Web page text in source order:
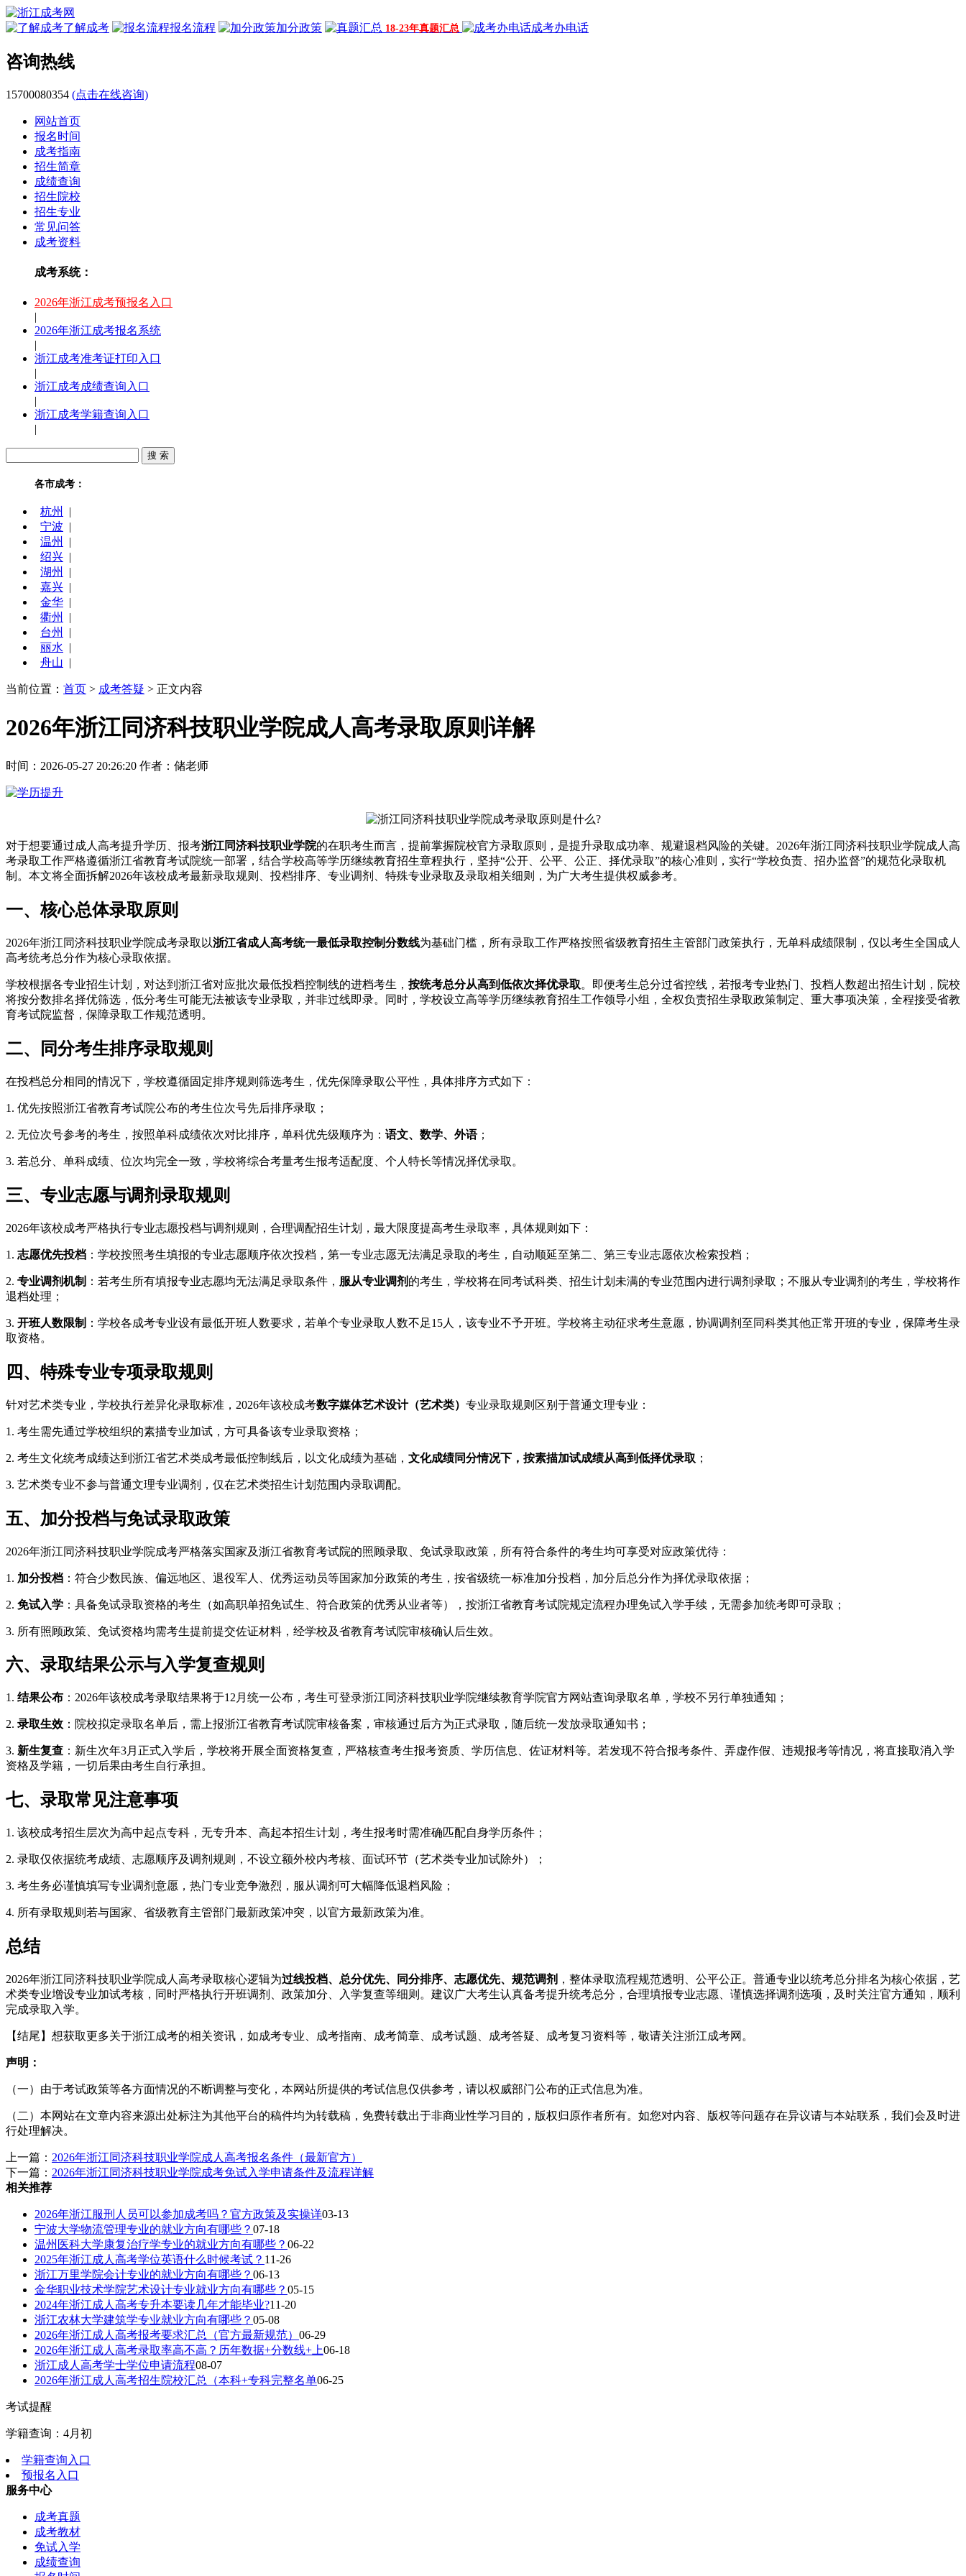
了解成考 报名流程 加分政策 18-23年真题汇总 成考办电话
咨询热线
15700080354 (点击在线咨询)
网站首页
报名时间
成考指南
招生简章
成绩查询
招生院校
招生专业
常见问答
成考资料
成考系统：
2026年浙江成考预报名入口
|
2026年浙江成考报名系统
|
浙江成考准考证打印入口
|
浙江成考成绩查询入口
|
浙江成考学籍查询入口
|
各市成考：
杭州
|
宁波 |
温州
|
绍兴 |
湖州
|
嘉兴 |
金华 |
衢州
|
台州
|
丽水 |
舟山 |
当前位置： 首页 > 成考答疑 > 正文内容
2026年浙江同济科技职业学院成人高考录取原则详解
时间：2026-05-27 20:26:20 作者：储老师
对于想要通过成人高考提升学历、报考浙江同济科技职业学院的在职考生而言，提前掌握院校官方录取原则，是提升录取成功率、规避退档风险的关键。2026年浙江同济科技职业学院成人高
考录取工作严格遵循浙江省教育考试院统一部署，结合学校高等学历继续教育招生章程执行，坚持“公开、公平、公正、择优录取”的核心准则，实行“学校负责、招办监督”的规范化录取机
制。本文将全面拆解2026年该校成考最新录取规则、投档排序、专业调剂、特殊专业录取及录取相关细则，为广大考生提供权威参考。
一、核心总体录取原则
2026年浙江同济科技职业学院成考录取以浙江省成人高考统一最低录取控制分数线为基础门槛，所有录取工作严格按照省级教育招生主管部门政策执行，无单科成绩限制，仅以考生全国成人
高考统考总分作为核心录取依据。
学校根据各专业招生计划，对达到浙江省对应批次最低投档控制线的进档考生， 按统考总分从高到低依次择优录取。即便考生总分过省控线，若报考专业热门、投档人数超出招生计划，院校
将按分数排名择优筛选，低分考生可能无法被该专业录取，并非过线即录。同时，学校设立高等学历继续教育招生工作领导小组，全权负责招生录取政策制定、重大事项决策，全程接受省教
育考试院监督，保障录取工作规范透明。
二、同分考生排序录取规则
在投档总分相同的情况下，学校遵循固定排序规则筛选考生，优先保障录取公平性，具体排序方式如下：
1. 优先按照浙江省教育考试院公布的考生位次号先后排序录取；
2. 无位次号参考的考生，按照单科成绩依次对比排序，单科优先级顺序为： 语文、数学、外语；
3. 若总分、单科成绩、位次均完全一致，学校将综合考量考生报考适配度、个人特长等情况择优录取。
三、专业志愿与调剂录取规则
2026年该校成考严格执行专业志愿投档与调剂规则，合理调配招生计划，最大限度提高考生录取率，具体规则如下：
1. 志愿优先投档 ：学校按照考生填报的专业志愿顺序依次投档，第一专业志愿无法满足录取的考生，自动顺延至第二、第三专业志愿依次检索投档；
2. 专业调剂机制 ：若考生所有填报专业志愿均无法满足录取条件， 服从专业调剂 的考生，学校将在同考试科类、招生计划未满的专业范围内进行调剂录取；不服从专业调剂的考生，学校将作
退档处理；
3. 开班人数限制 ：学校各成考专业设有最低开班人数要求，若单个专业录取人数不足15人，该专业不予开班。学校将主动征求考生意愿，协调调剂至同科类其他正常开班的专业，保障考生录
取资格。
四、特殊专业专项录取规则
针对艺术类专业，学校执行差异化录取标准，2026年该校成考数字媒体艺术设计（艺术类） 专业录取规则区别于普通文理专业：
1. 考生需先通过学校组织的素描专业加试，方可具备该专业录取资格；
2. 考生文化统考成绩达到浙江省艺术类成考最低控制线后，以文化成绩为基础， 文化成绩同分情况下，按素描加试成绩从高到低择优录取 ；
3. 艺术类专业不参与普通文理专业调剂，仅在艺术类招生计划范围内录取调配。
五、加分投档与免试录取政策
2026年浙江同济科技职业学院成考严格落实国家及浙江省教育考试院的照顾录取、免试录取政策，所有符合条件的考生均可享受对应政策优待：
1. 加分投档 ：符合少数民族、偏远地区、退役军人、优秀运动员等国家加分政策的考生，按省级统一标准加分投档，加分后总分作为择优录取依据；
2. 免试入学 ：具备免试录取资格的考生（如高职单招免试生、符合政策的优秀从业者等），按浙江省教育考试院规定流程办理免试入学手续，无需参加统考即可录取；
3. 所有照顾政策、免试资格均需考生提前提交佐证材料，经学校及省教育考试院审核确认后生效。
六、录取结果公示与入学复查规则
1. 结果公布 ：2026年该校成考录取结果将于12月统一公布，考生可登录浙江同济科技职业学院继续教育学院官方网站查询录取名单，学校不另行单独通知；
2. 录取生效 ：院校拟定录取名单后，需上报浙江省教育考试院审核备案，审核通过后方为正式录取，随后统一发放录取通知书；
3. 新生复查 ：新生次年3月正式入学后，学校将开展全面资格复查，严格核查考生报考资质、学历信息、佐证材料等。若发现不符合报考条件、弄虚作假、违规报考等情况，将直接取消入学
资格及学籍，一切后果由考生自行承担。
七、录取常见注意事项
1. 该校成考招生层次为高中起点专科，无专升本、高起本招生计划，考生报考时需准确匹配自身学历条件；
2. 录取仅依据统考成绩、志愿顺序及调剂规则，不设立额外校内考核、面试环节（艺术类专业加试除外）；
3. 考生务必谨慎填写专业调剂意愿，热门专业竞争激烈，服从调剂可大幅降低退档风险；
4. 所有录取规则若与国家、省级教育主管部门最新政策冲突，以官方最新政策为准。
总结
2026年浙江同济科技职业学院成人高考录取核心逻辑为过线投档、总分优先、同分排序、志愿优先、规范调剂 ，整体录取流程规范透明、公平公正。普通专业以统考总分排名为核心依据，艺
术类专业增设专业加试考核，同时严格执行开班调剂、政策加分、入学复查等细则。建议广大考生认真备考提升统考总分，合理填报专业志愿、谨慎选择调剂选项，及时关注官方通知，顺利
完成录取入学。
【结尾】想获取更多关于浙江成考的相关资讯，如成考专业、成考指南、成考简章、成考试题、成考答疑、成考复习资料等，敬请关注浙江成考网。
声明：
（一）由于考试政策等各方面情况的不断调整与变化，本网站所提供的考试信息仅供参考，请以权威部门公布的正式信息为准。
（二）本网站在文章内容来源出处标注为其他平台的稿件均为转载稿，免费转载出于非商业性学习目的，版权归原作者所有。如您对内容、版权等问题存在异议请与本站联系，我们会及时进
行处理解决。
上一篇： 2026年浙江同济科技职业学院成人高考报名条件（最新官方）
下一篇： 2026年浙江同济科技职业学院成考免试入学申请条件及流程详解
相关推荐
2026年浙江服刑人员可以参加成考吗？官方政策及实操详03-13
宁波大学物流管理专业的就业方向有哪些？ 07-18
温州医科大学康复治疗学专业的就业方向有哪些？ 06-22
2025年浙江成人高考学位英语什么时候考试？ 11-26
浙江万里学院会计专业的就业方向有哪些？ 06-13
金华职业技术学院艺术设计专业就业方向有哪些？ 05-15
2024年浙江成人高考专升本要读几年才能毕业?11-20
浙江农林大学建筑学专业就业方向有哪些？ 05-08
2026年浙江成人高考报考要求汇总（官方最新规范） 06-29
2026年浙江成人高考录取率高不高？历年数据+分数线+上06-18
浙江成人高考学士学位申请流程08-07
2026年浙江成人高考招生院校汇总（本科+专科完整名单06-25
考试提醒
学籍查询：4月初
学籍查询入口
预报名入口
服务中心
成考真题
成考教材
免试入学
成绩查询